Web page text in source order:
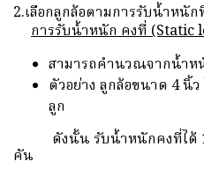
2.เลือกลูกล้อตามการรับน้ำหนัก
การรับน้ำหนัก คงที่ (Static
สามารถคำนวณจากน้ำห
ตัวอย่าง ลูกล้อขนาด 4 นิ้
ลูก
ดังนั้น รับน้ำหนักคงที่ได้
คัน